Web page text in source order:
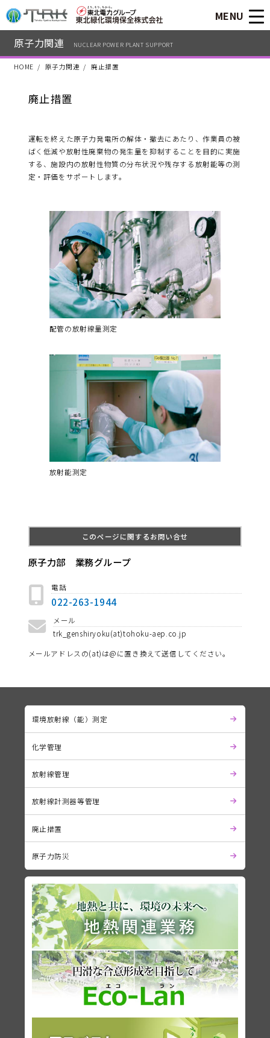
MENU
HOME 原子力関連 廃止措置
原子力関連 NUCLEAR POWER PLANT SUPPORT
環境放射線（能）測定
化学管理
放射線管理
放射線計測器等管理
廃止措置
原子力防災
廃止措置
運転を終えた原子力発電所の解体・撤去にあたり、作業員の被
ばく低減や放射性廃棄物の発生量を抑制することを目的に実施
する、施設内の放射性物質の分布状況や残存する放射能等の測
定・評価をサポートします。
配管の放射線量測定
放射能測定
このページに関するお問い合せ
原子力部 業務グループ
電話
022-263-1944
メール
trk_genshiryoku(at)tohoku-aep.co.jp
メールアドレスの(at)は@に置き換えて送信してください。